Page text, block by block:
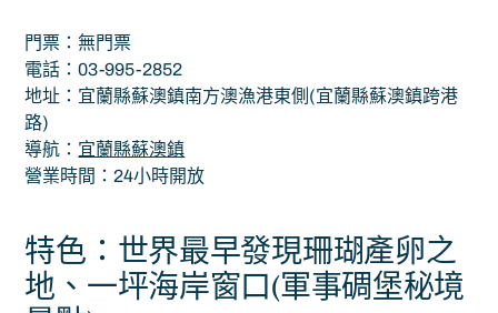
門票：無門票
電話：03-995-2852
地址：宜蘭縣蘇澳鎮南方澳漁港東側(宜蘭縣蘇澳鎮跨港
路)
導航： 宜蘭縣蘇澳鎮
營業時間：24小時開放
特色：世界最早發現珊瑚產卵之
地、一坪海岸窗口(軍事碉堡秘境